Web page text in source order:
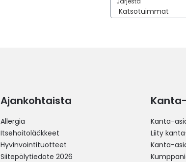
Ajankohtaista
Allergia
Itsehoitolääkkeet
Hyvinvointituotteet
Siitepölytiedote 2026
Kanta-
Liity
Kanta-